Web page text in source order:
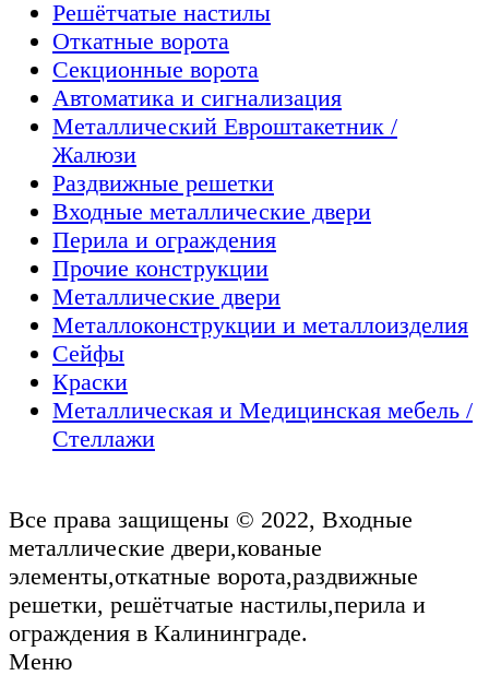
Решётчатые настилы
Откатные ворота
Секционные ворота
Автоматика и сигнализация
Металлический Евроштакетник /
Жалюзи
Раздвижные решетки
Входные металлические двери
Перила и ограждения
Прочие конструкции
Металлические двери
Металлоконструкции и металлоизделия
Сейфы
Краски
Металлическая и Медицинская мебель /
Стеллажи
Все права защищены © 2022, Входные
металлические двери,кованые
элементы,откатные ворота,раздвижные
решетки, решётчатые настилы,перила и
ограждения в Калининграде.
Меню